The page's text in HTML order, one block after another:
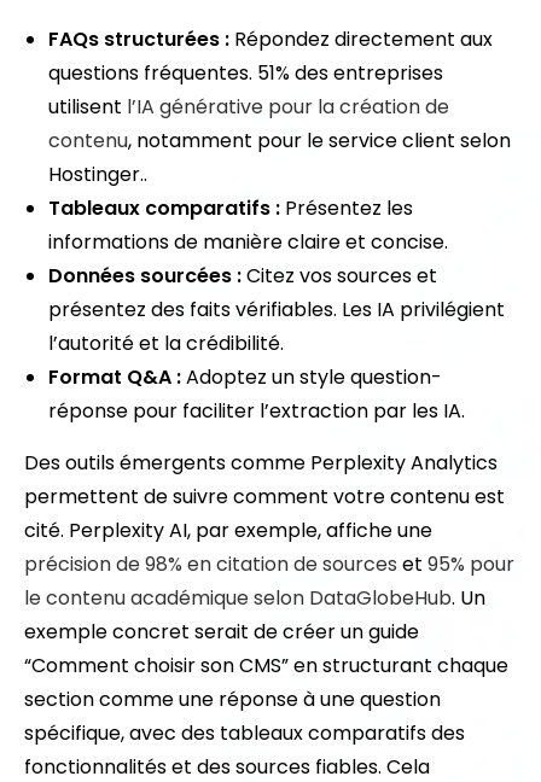
FAQs structurées : Répondez directement aux
questions fréquentes. 51% des entreprises
utilisent l’IA générative pour la création de
contenu, notamment pour le service client selon
Hostinger..
Tableaux comparatifs : Présentez les
informations de manière claire et concise.
Données sourcées :Citez vos sources et
présentez des faits vérifiables. Les IA privilégient
l’autorité et la crédibilité.
Format Q&A :Adoptez un style question-
réponse pour faciliter l’extraction par les IA.
Des outils émergents comme Perplexity Analytics
permettent de suivre comment votre contenu est
cité. Perplexity AI, par exemple, affiche une
précision de 98% en citation de sources et 95% pour
le contenu académiqueselon DataGlobeHub. Un
exemple concret serait de créer un guide
“Comment choisir son CMS” en structurant chaque
section comme une réponse à une question
spécifique, avec des tableaux comparatifs des
fonctionnalités et des sources fiables. Cela